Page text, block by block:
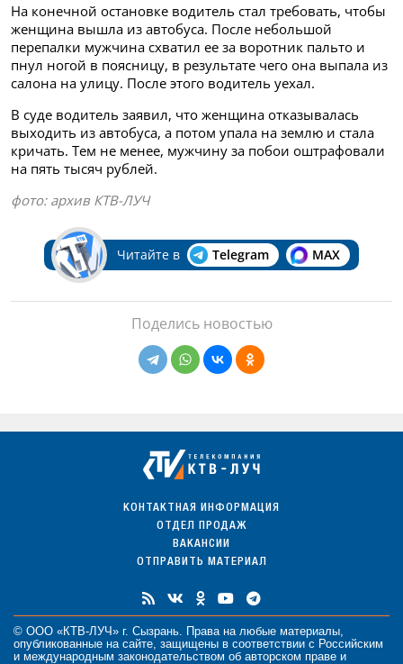
На конечной остановке водитель стал требовать, чтобы
женщина вышла из автобуса. После небольшой
перепалки мужчина схватил ее за воротник пальто и
пнул ногой в поясницу, в результате чего она выпала из
салона на улицу. После этого водитель уехал.
В суде водитель заявил, что женщина отказывалась
выходить из автобуса, а потом упала на землю и стала
кричать. Тем не менее, мужчину за побои оштрафовали
на пять тысяч рублей.
фото: архив КТВ-ЛУЧ
Читайте в Telegram MAX
Поделись новостью
КОНТАКТНАЯ ИНФОРМАЦИЯ
ОТДЕЛ ПРОДАЖ
ВАКАНСИИ
ОТПРАВИТЬ МАТЕРИАЛ
© ООО «КТВ-ЛУЧ» г. Сызрань. Права на любые материалы
опубликованные на сайте, защищены в соответствии с Российским
и международным законодательством об авторском праве и